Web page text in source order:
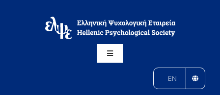
Toggle
Navigation
EN